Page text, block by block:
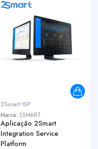
2Smart ISP
Marca: 2SMART
Aplicação 2Smart
Integration Service
Platform